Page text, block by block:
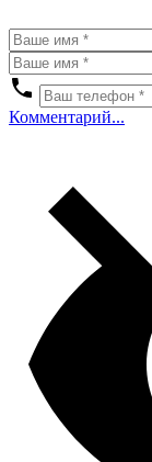
Комментарий...